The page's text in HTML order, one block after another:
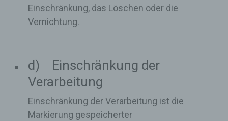
Einschränkung, das Löschen oder die
Vernichtung.
d) Einschränkung der
Verarbeitung
Einschränkung der Verarbeitung ist die
Markierung gespeicherter